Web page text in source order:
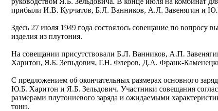
прибыли И.В. Курчатов, Б.Л. Ванников, А.Л. Завенягин и
Здесь 27 июля 1949 года состоялось совещание по вопросу
изделия из плутония.
На совещании присутствовали Б.Л. Ванников, А.П.
Харитон, Я.Б. Зепьдович, Г.Н. Флеров, Д.А. Франк-
С предложением об окончательных размерах основного
Ю.Б. Харитон и Я.Б. Зельдович. Участники совещания
размерами плутониевого заряда и ожидаемыми
тонн.